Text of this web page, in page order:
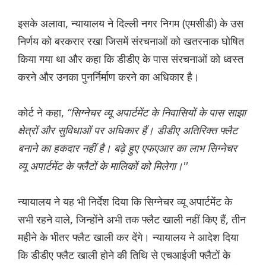
इसके अलावा, न्यायालय ने दिल्ली नगर निगम (एमसीडी) के उस
निर्णय को बरकरार रखा जिसमें संरचनाओं को खतरनाक घोषित
किया गया था और कहा कि डीडीए के पास संरचनाओं को ध्वस्त
करने और उनका पुनर्निर्माण करने का अधिकार है।
कोर्ट ने कहा, “सिग्नेचर व्यू अपार्टमेंट के निवासियों के पास साझा
क्षेत्रों और सुविधाओं पर अधिकार हैं। डीडीए अतिरिक्त फ्लैट
बनाने का हकदार नहीं है। बढ़े हुए एफएआर का लाभ सिग्नेचर
व्यू अपार्टमेंट के फ्लैटों के मालिकों को मिलेगा।''
न्यायालय ने यह भी निर्देश दिया कि सिग्नेचर व्यू अपार्टमेंट के
सभी रहने वाले, जिन्होंने अभी तक फ्लैट खाली नहीं किए हैं, तीन
महीने के भीतर फ्लैट खाली कर देंगे। न्यायालय ने आदेश दिया
कि डीडीए फ्लैट खाली होने की तिथि से एचआईजी फ्लैटों के